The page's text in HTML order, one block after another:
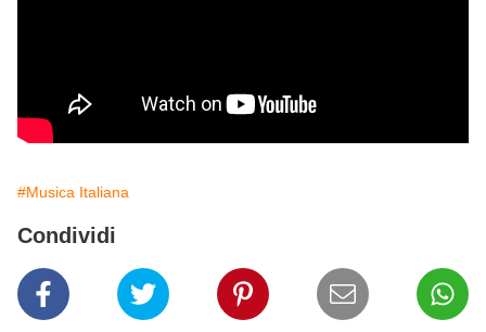
#Musica Italiana
Condividi